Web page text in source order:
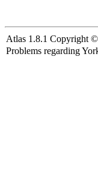
Atlas 1.8.1 Copyright
Problems regarding